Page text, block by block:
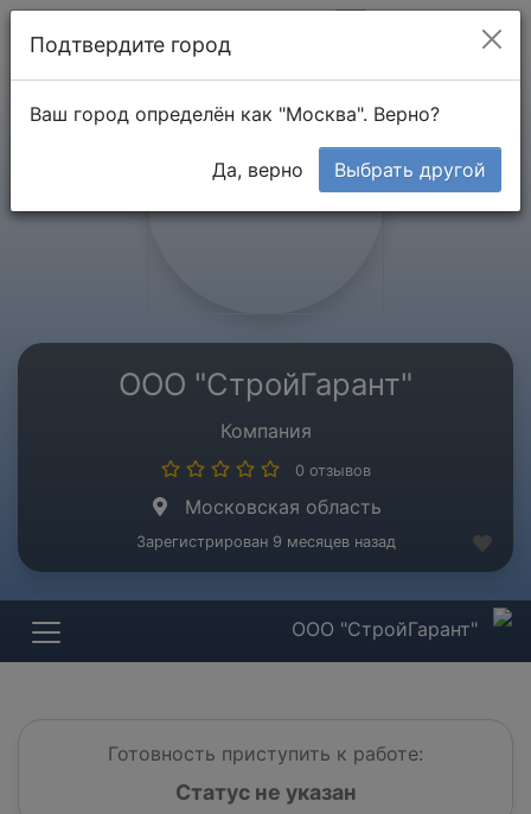
ООО "СтройГарант"
Компания
0 отзывов
Московская область
Зарегистрирован 9 месяцев назад
ООО "СтройГарант"
Готовность приступить к работе:
Статус не указан
Подтвердите город
Ваш город определён как "Москва". Верно?
Да, верно Выбрать другой